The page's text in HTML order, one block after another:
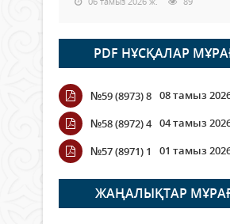
Open Air: Қызылорда
полиция департаменті 20
мыңнан астам
қауіпсіздігін қамтамасыз
06 тамыз 2026 ж.
Wi-Fi ҚАБЫРҒА АРҚЫЛЫ
ӨТЕДІ?
06 тамыз 2026 ж. 266
PDF НҰСҚАЛАР
№59 (8973) 8 08 тамыз
№58 (8972) 4 04 тамыз
№57 (8971) 1
01 тамыз
ЖАҢАЛЫҚТАР